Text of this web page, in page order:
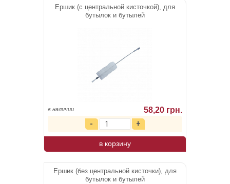
Ершик (с центральной кисточкой), для
бутылок и бутылей
в наличии 58,20 грн.
в корзину
Ершик (без центральной кисточки), для
бутылок и бутылей